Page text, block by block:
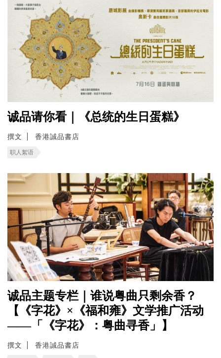
诚品请你看｜《总统的生日蛋糕》
撰文 香港誠品書店
职人絮语
诚品主题专栏｜谁说粤曲只剩余香？
【《字花》×《福和雍》文学推广活动
——「《字花》：粤曲寻香」】
撰文 香港誠品書店